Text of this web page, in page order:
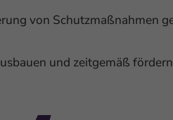
von Schutzmaßnahmen
und zeitgemäß